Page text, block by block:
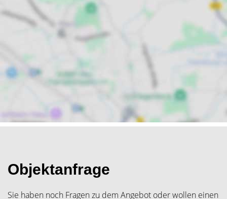
Objektanfrage
Sie haben noch Fragen zu dem Angebot oder wollen einen